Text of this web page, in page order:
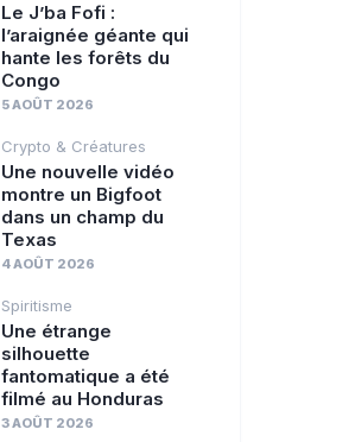
Le J’ba Fofi :
l’araignée géante qui
hante les forêts du
Congo
5 AOÛT 2026
Crypto & Créatures
Une nouvelle vidéo
montre un Bigfoot
dans un champ du
Texas
4 AOÛT 2026
Spiritisme
Une étrange
silhouette
fantomatique a été
filmé au Honduras
3 AOÛT 2026